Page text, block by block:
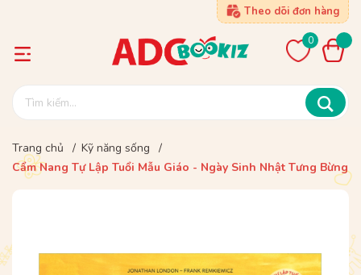
Theo dõi đơn hàng
0
Trang chủ / Kỹ năng sống
/
Cẩm Nang Tự Lập Tuổi Mẫu Giáo - Ngày Sinh Nhật Tưng Bừng